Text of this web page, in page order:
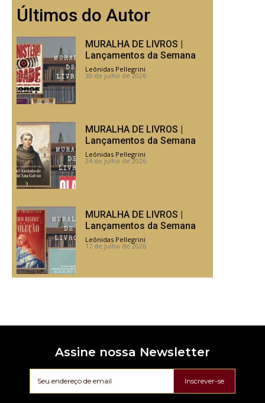
Últimos do Autor
MURALHA DE LIVROS |
Lançamentos da Semana
Leônidas Pellegrini -
30 de julho de 2026
MURALHA DE LIVROS |
Lançamentos da Semana
Leônidas Pellegrini -
24 de julho de 2026
MURALHA DE LIVROS |
Lançamentos da Semana
Leônidas Pellegrini -
17 de julho de 2026
Assine nossa Newsletter
Inscrever-se